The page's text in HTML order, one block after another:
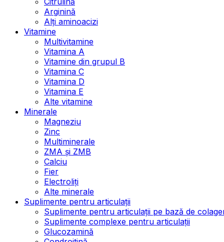
Arginină
Alți aminoacizi
Vitamine
Multivitamine
Vitamina A
Vitamine din grupul B
Vitamina C
Vitamina D
Vitamina E
Alte vitamine
Minerale
Magneziu
Zinc
Multiminerale
ZMA și ZMB
Calciu
Fier
Electroliți
Alte minerale
Suplimente pentru articulații
Suplimente pentru articulații pe bază de
Suplimente complexe pentru articulații
Glucozamină